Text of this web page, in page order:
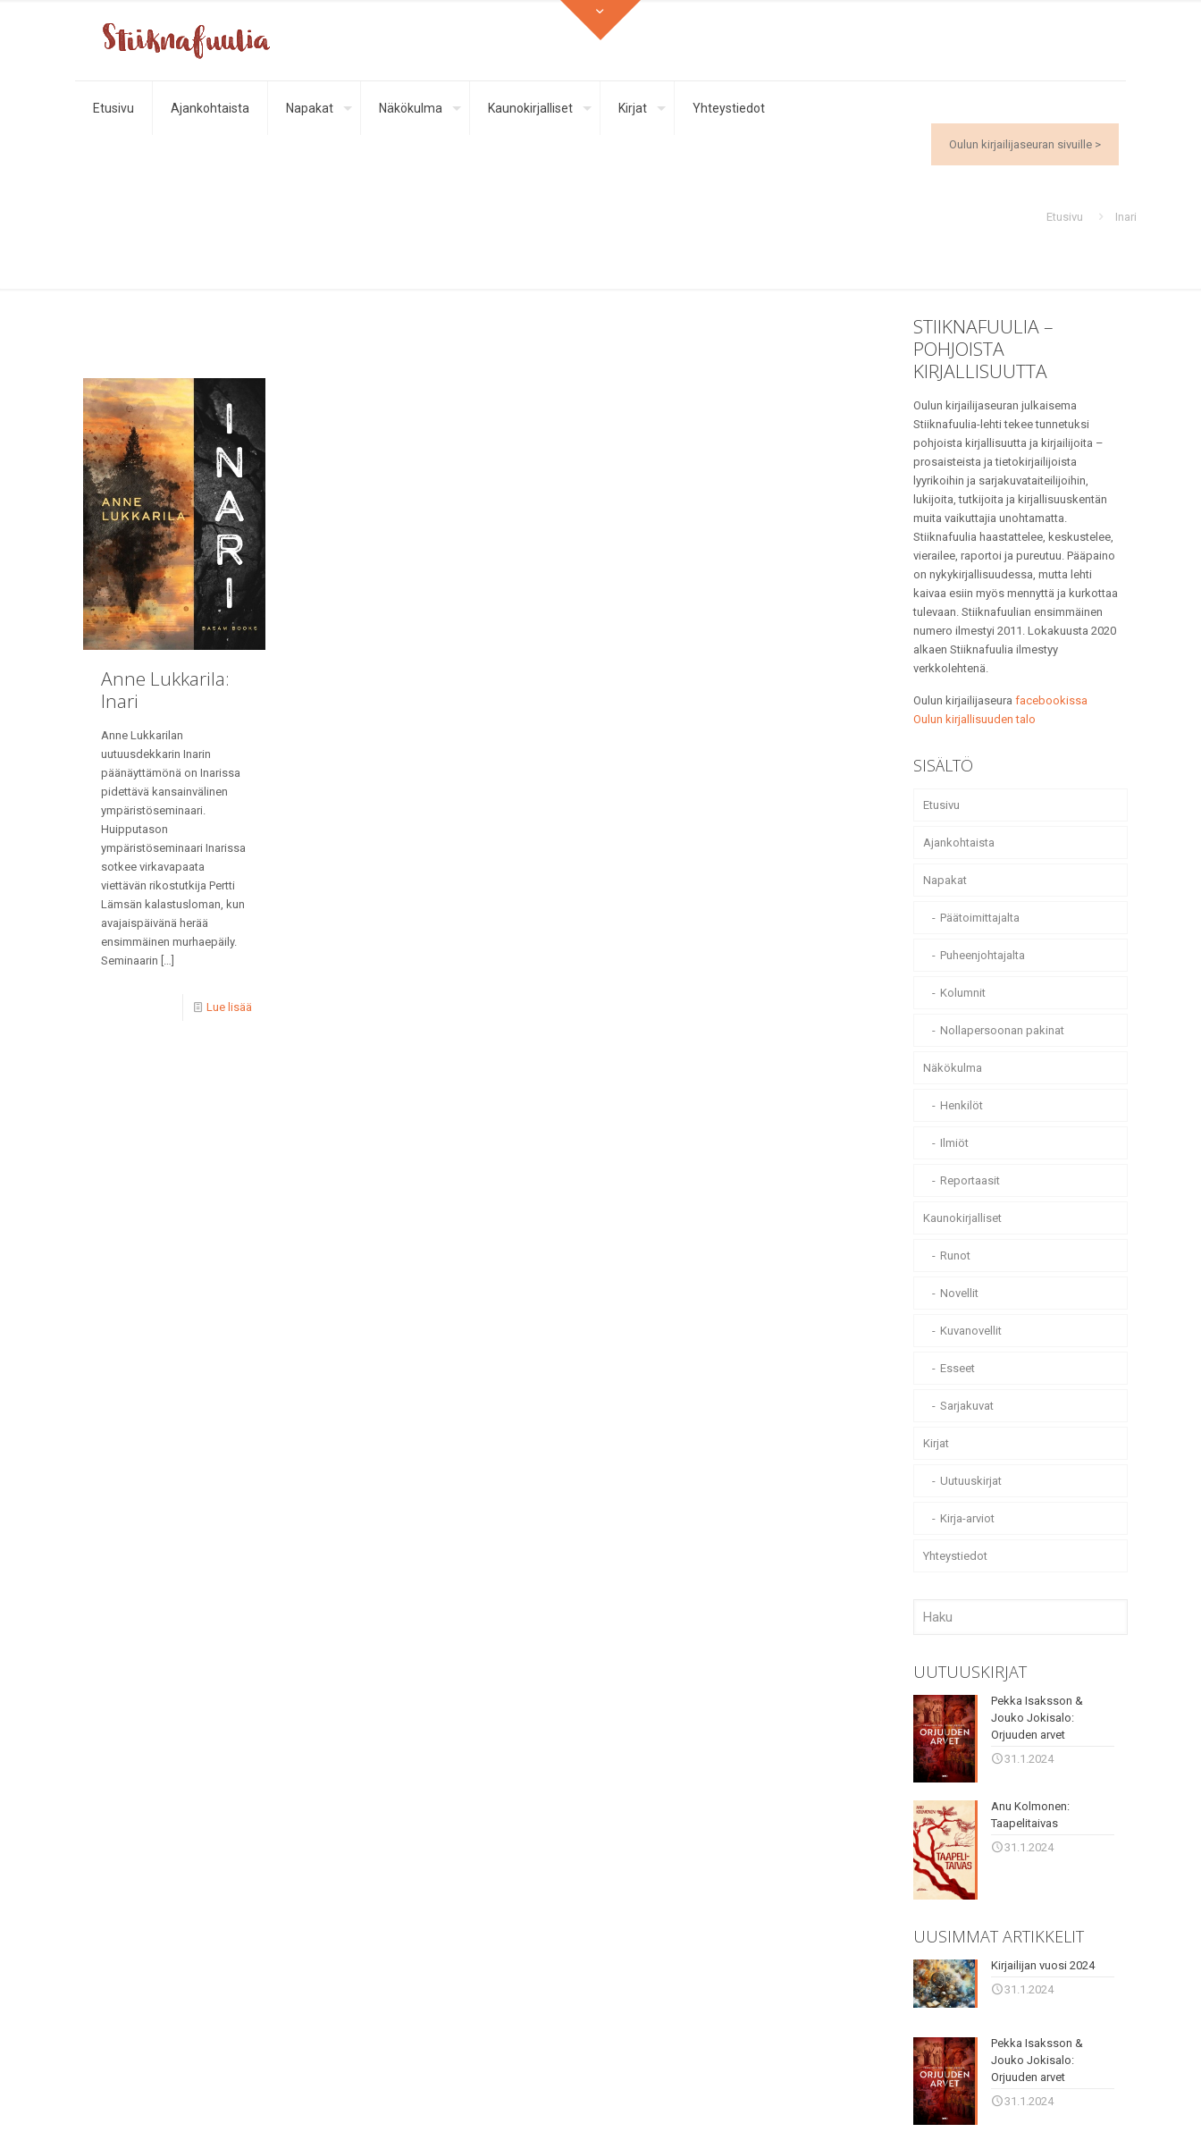
Etusivu Ajankohtaista Napakat Näkökulma Kaunokirjalliset Kirjat Yhteystiedot
Oulun kirjailijaseuran sivuille >
Etusivu Inari
Anne Lukkarila:
Inari
Anne Lukkarilan
uutuusdekkarin Inarin
päänäyttämönä on Inarissa
pidettävä kansainvälinen
ympäristöseminaari.
Huipputason
ympäristöseminaari Inarissa
sotkee virkavapaata
viettävän rikostutkija Pertti
Lämsän kalastusloman, kun
avajaispäivänä herää
ensimmäinen murhaepäily.
Seminaarin […]
Lue lisää
STIIKNAFUULIA –
POHJOISTA
KIRJALLISUUTTA
Oulun kirjailijaseuran julkaisema
Stiiknafuulia-lehti tekee tunnetuksi
pohjoista kirjallisuutta ja kirjailijoita –
prosaisteista ja tietokirjailijoista
lyyrikoihin ja sarjakuvataiteilijoihin,
lukijoita, tutkijoita ja kirjallisuuskentän
muita vaikuttajia unohtamatta.
Stiiknafuulia haastattelee, keskustelee,
vierailee, raportoi ja pureutuu. Pääpaino
on nykykirjallisuudessa, mutta lehti
kaivaa esiin myös mennyttä ja kurkottaa
tulevaan. Stiiknafuulian ensimmäinen
numero ilmestyi 2011. Lokakuusta 2020
alkaen Stiiknafuulia ilmestyy
verkkolehtenä.
Oulun kirjailijaseurafacebookissa
Oulun kirjallisuuden talo
SISÄLTÖ
Etusivu
Ajankohtaista
Napakat
Päätoimittajalta
Puheenjohtajalta
Kolumnit
Nollapersoonan pakinat
Näkökulma
Henkilöt
Ilmiöt
Reportaasit
Kaunokirjalliset
Runot
Novellit
Kuvanovellit
Esseet
Sarjakuvat
Kirjat
Uutuuskirjat
Kirja-arviot
Yhteystiedot
UUTUUSKIRJAT
Pekka Isaksson &
Jouko Jokisalo:
Orjuuden arvet
31.1.2024
Anu Kolmonen:
Taapelitaivas
31.1.2024
UUSIMMAT ARTIKKELIT
Kirjailijan vuosi 2024
31.1.2024
Pekka Isaksson &
Jouko Jokisalo:
Orjuuden arvet
31.1.2024